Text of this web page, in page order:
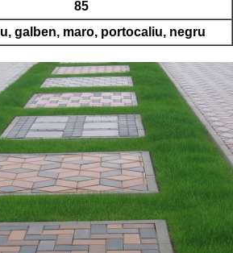
85
galben, maro, portocaliu, negru